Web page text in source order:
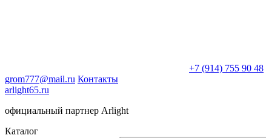
+7 (914) 755 90 48
grom777@mail.ru Контакты
arlight65.ru
официальный партнер Arlight
Каталог